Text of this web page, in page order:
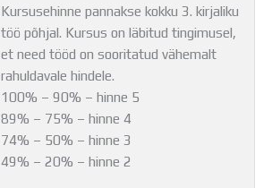
Kursusehinne pannakse kokku 3. kirjaliku
töö põhjal. Kursus on läbitud tingimusel,
et need tööd on sooritatud vähemalt
rahuldavale hindele.
100% – 90% – hinne 5
89% – 75% – hinne 4
74% – 50% – hinne 3
49% – 20% – hinne 2